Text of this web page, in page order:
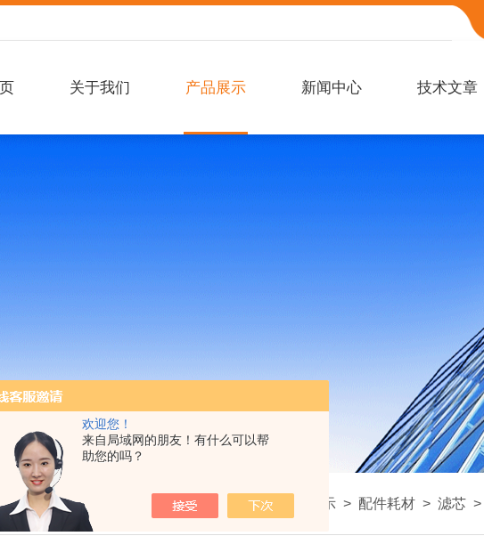
欢迎您！
来自局域网的朋友！有什么可以帮
助您的吗？
关于我们 产品展示 新闻中心 技术文章
我的位置： 首页> 产品展示 > 配件耗材 > 滤芯 >